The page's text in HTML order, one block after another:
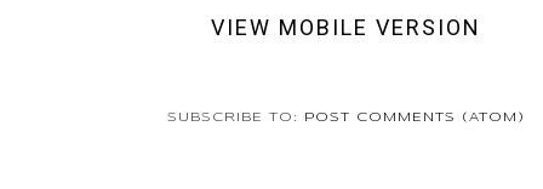
VIEW MOBILE VERSION
SUBSCRIBE TO: POST COMMENTS (ATOM)